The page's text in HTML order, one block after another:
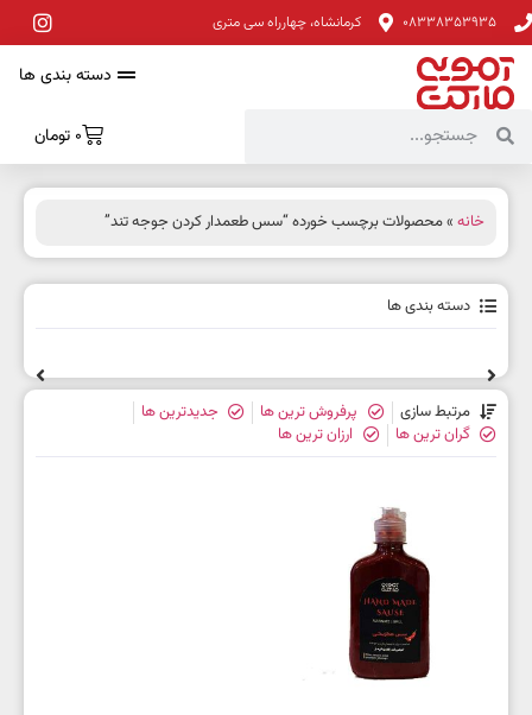
08338353935 کرمانشاه، چهارراه سی متری
دسته بندی ها
0 تومان
خانه » محصولات برچسب خورده “سس طعمدار کردن جوجه تند”
دسته بندی ها
مرتبط سازی پرفروش ترین ها
جدیدترین ها
گران ترین ها
ارزان ترین ها